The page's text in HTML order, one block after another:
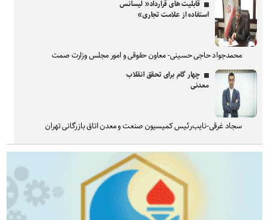
قابلیت های قرارداد« لیسانس
استفاده از علامت تجاری»
محمدجواد حاجی حسینی- معاون حقوقی و امور مجلس وزارت صمت
چهار گام برای تحقق انقلاب
معدنی
سجاد غرقی-نایب‌رئیس کمیسیون صنعت و معدن اتاق بازرگانی تهران